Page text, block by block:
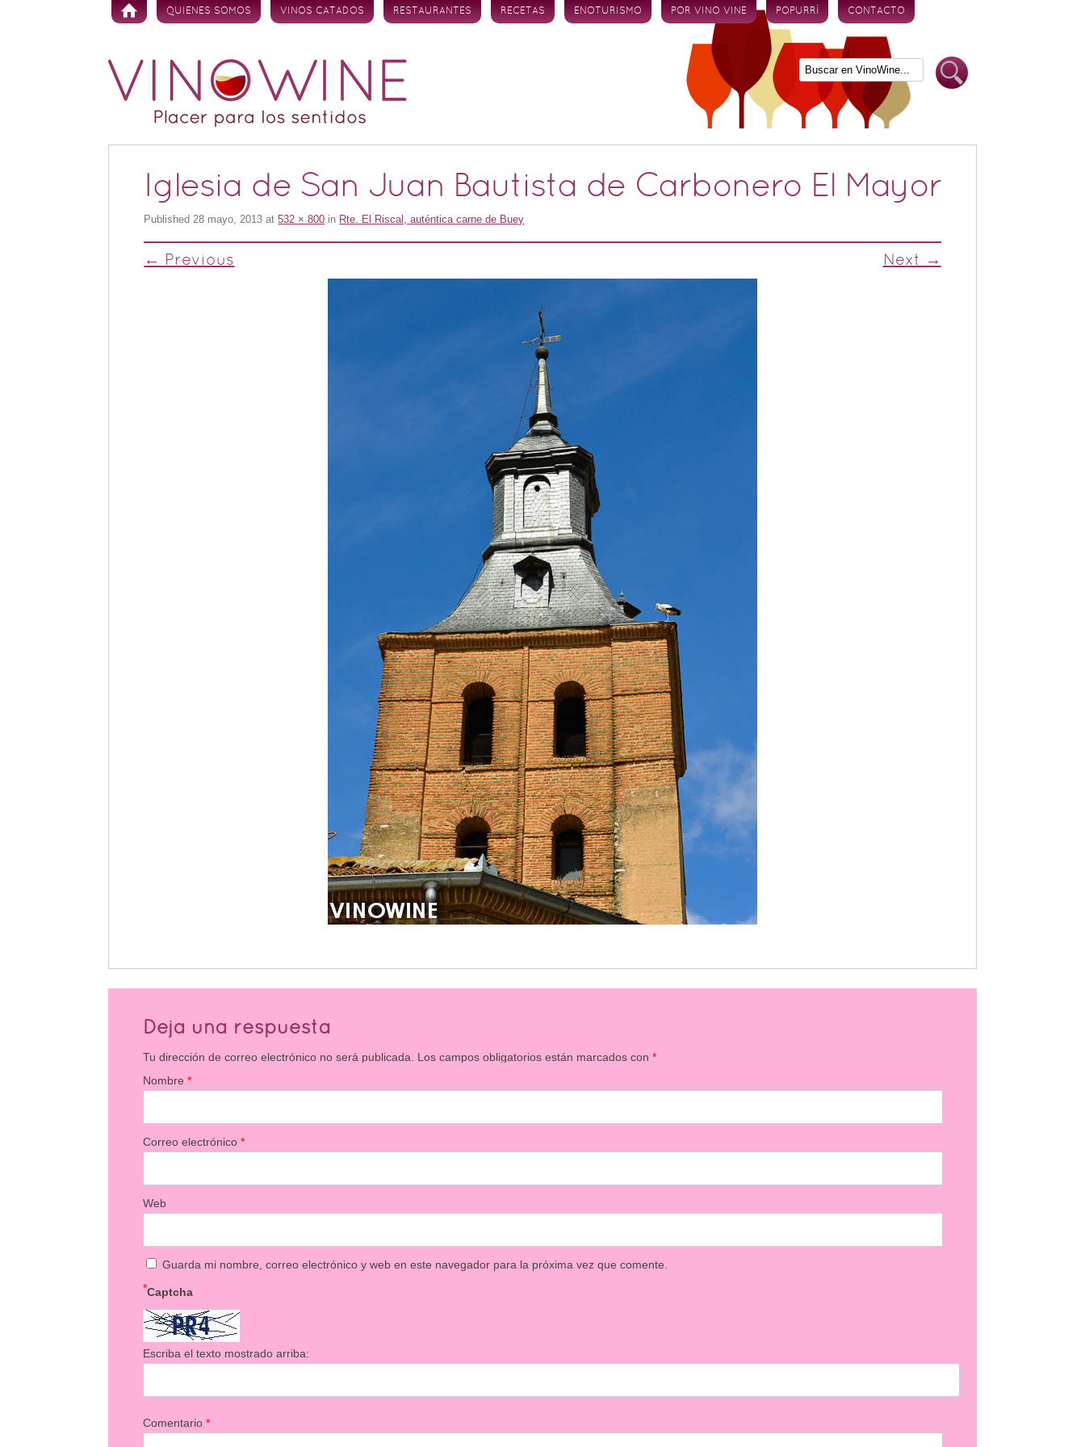
Skip to content
QUIENES SOMOS VINOS CATADOS RESTAURANTES RECETAS ENOTURISMO POR VINO VINE POPURRÍ CONTACTO
Iglesia de San Juan Bautista de Carbonero El Mayor
Published28 mayo, 2013 at532 × 800 in Rte. El Riscal, auténtica carne de Buey
← Previous Next →
Deja una respuesta
Tu dirección de correo electrónico no será publicada. Los campos obligatorios están marcados con*
Nombre*
Correo electrónico*
Web
Guarda mi nombre, correo electrónico y web en este navegador para la próxima vez que comente.
Captcha
*
Escriba el texto mostrado arriba:
Comentario*